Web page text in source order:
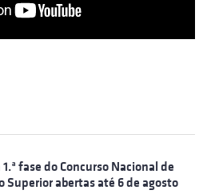
fase do Concurso Nacional de
Superior abertas até 6 de agosto